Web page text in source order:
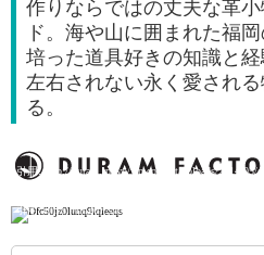
作りならではの丈夫な革
ド。海や山に囲まれた福
培った道具好きの知識と
左右されない永く愛され
る。
引用: http://duram.jp/wp/wp-content/uploads/2014/05/